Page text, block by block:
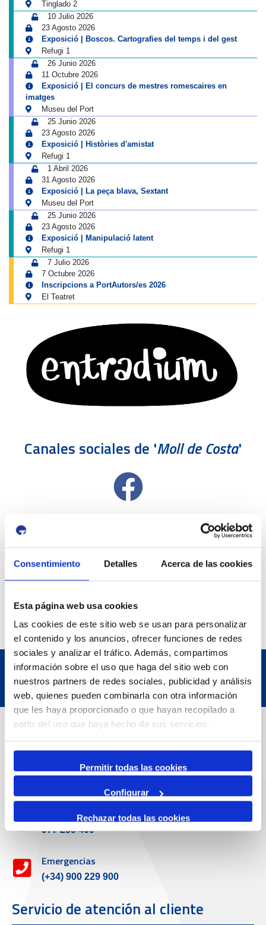
Consentimiento Detalles Acerca de las cookies
Esta página web usa cookies
Las cookies de este sitio web se usan para personalizar
el contenido y los anuncios, ofrecer funciones de redes
sociales y analizar el tráfico. Además, compartimos
información sobre el uso que haga del sitio web con
nuestros partners de redes sociales, publicidad y análisis
web, quienes pueden combinarla con otra información
que les haya proporcionado o que hayan recopilado a
partir del uso que haya hecho de sus servicios.
Permitir todas las cookies
Configurar
Rechazar todas las cookies
Tinglado 2
10 Julio 2026
23 Agosto 2026
Exposició | Boscos. Cartografies del temps i del gest
Refugi 1
26 Junio 2026
11 Octubre 2026
Exposició | El concurs de mestres romescaires en
imatges
Museu del Port
25 Junio 2026
23 Agosto 2026
Exposició | Històries d'amistat
Refugi 1
1 Abril 2026
31 Agosto 2026
Exposició | La peça blava, Sextant
Museu del Port
25 Junio 2026
23 Agosto 2026
Exposició | Manipulació latent
Refugi 1
7 Julio 2026
7 Octubre 2026
Inscripcions a PortAutors/es 2026
El Teatret
Canales sociales de 'Moll de Costa'
Datos de contacto
Teléfono de contacto
977 259 400
Emergencias
(+34) 900 229 900
Servicio de atención al cliente